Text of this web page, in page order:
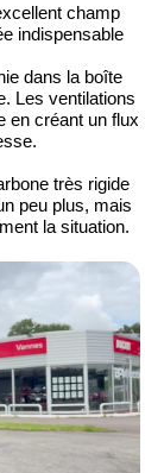
champ
indispensable
dans la boîte
Les ventilations
en créant un flux
très rigide
peu plus, mais
la situation.